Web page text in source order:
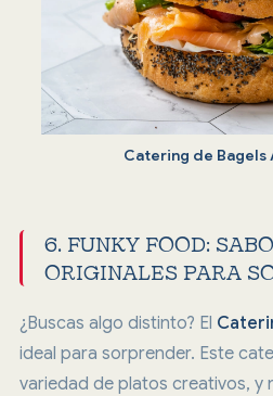
Catering de Bagels
6. FUNKY FOOD:
ORIGINALES PARA
¿Buscas algo distinto? El
ideal para sorprender. Este
variedad de platos creativos, y